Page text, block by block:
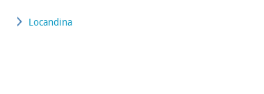
Locandina